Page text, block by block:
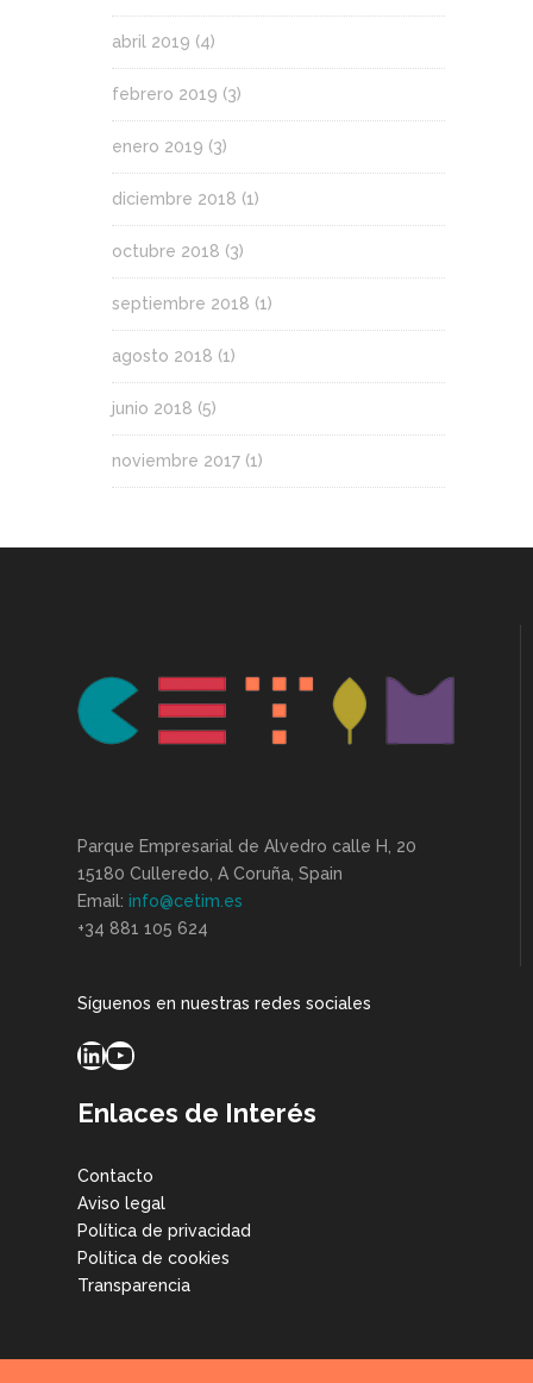
abril 2019 (4)
febrero 2019 (3)
enero 2019 (3)
diciembre 2018 (1)
octubre 2018 (3)
septiembre 2018 (1)
agosto 2018 (1)
junio 2018 (5)
noviembre 2017 (1)
Parque Empresarial de Alvedro calle H, 20
15180 Culleredo, A Coruña, Spain
Email: info@cetim.es
+34 881 105 624
Síguenos en nuestras redes sociales
LinkedIn
YouTube
Enlaces de Interés
Contacto
Aviso legal
Política de privacidad
Política de cookies
Transparencia